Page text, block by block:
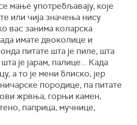
мање употребљавају, које
или чија значења нису
вас занима коларска
имате двоколице и
питате шта је пиле, шта
је јарам, палице... Када
а то је мени блиско, јер
породице, па питате
жрвња, горњи камен,
паприца, мучнице,